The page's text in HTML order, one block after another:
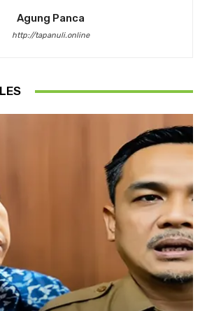
Agung Panca
http://tapanuli.online